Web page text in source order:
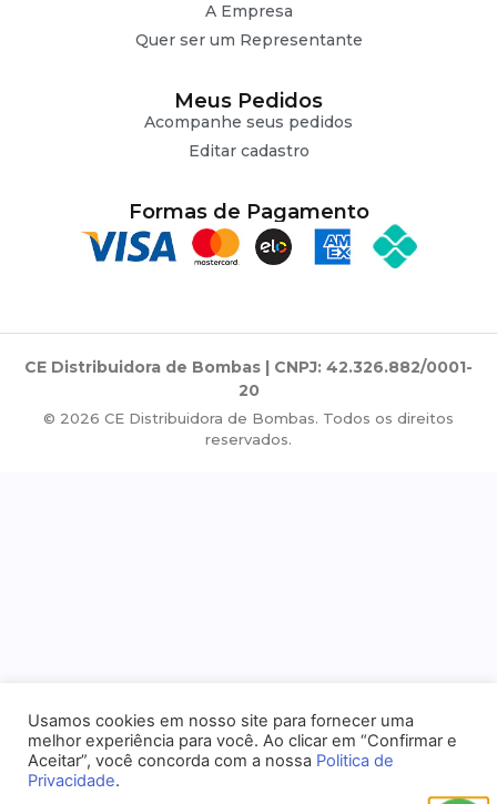
A Empresa
Quer ser um Representante
Meus Pedidos
Acompanhe seus pedidos
Editar cadastro
Formas de Pagamento
CE Distribuidora de Bombas | CNPJ: 42.326.882/0001-
20
© 2026 CE Distribuidora de Bombas. Todos os direitos
reservados.
Usamos cookies em nosso site para fornecer uma
melhor experiência para você. Ao clicar em “Confirmar e
Aceitar”, você concorda com a nossa Politica de
Privacidade.